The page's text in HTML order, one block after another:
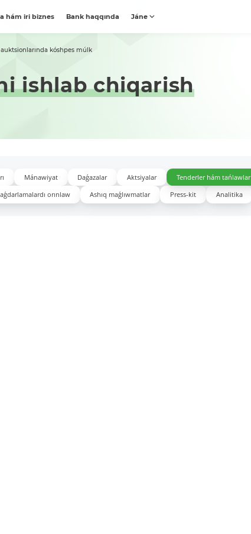
hám iri biznes Bank haqqında Jáne
auktsionlarında kóshpes múlk
ishlab chiqarish
Mánawiyat Daǵazalar Aktsiyalar Tenderler hám tańlawlar
orınlaw Ashıq maǵlıwmatlar Press-kit Analitika